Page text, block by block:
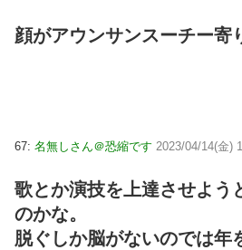
顔がアウンサンスーチー寄
67: 名無しさん＠恐縮です 2023/04/14(金)
歌とか演技を上達させよう
のかな。
脱ぐしか脳がないのでは年